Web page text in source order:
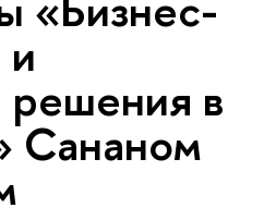
в
Сананом